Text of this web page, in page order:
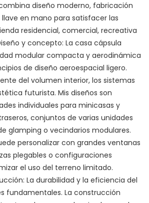
diseño moderno, fabricación
en mano para satisfacer las
residencial, comercial, recreativa
y concepto: La casa cápsula
modular compacta y aerodinámica
de diseño aeroespacial ligero.
del volumen interior, los sistemas
futurista. Mis diseños son
individuales para minicasas y
conjuntos de varias unidades
glamping o vecindarios modulares.
personalizar con grandes ventanas
plegables o configuraciones
el uso del terreno limitado.
La durabilidad y la eficiencia del
fundamentales. La construcción